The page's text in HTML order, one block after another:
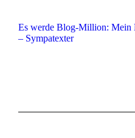
Es werde Blog-Million: Mein
– Sympatexter